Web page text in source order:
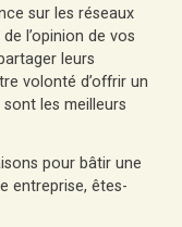
sur les réseaux
l’opinion de vos
leurs
volonté d’offrir un
les meilleurs
pour bâtir une
entreprise, êtes-